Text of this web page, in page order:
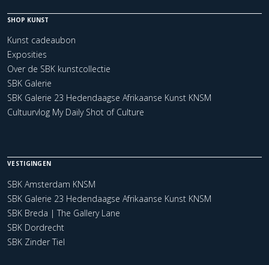
SHOP KUNST
Kunst cadeaubon
Exposities
Over de SBK kunstcollectie
SBK Galerie
SBK Galerie 23 Hedendaagse Afrikaanse Kunst KNSM
Cultuurvlog My Daily Shot of Culture
VESTIGINGEN
SBK Amsterdam KNSM
SBK Galerie 23 Hedendaagse Afrikaanse Kunst KNSM
SBK Breda | The Gallery Lane
SBK Dordrecht
SBK Zinder Tiel